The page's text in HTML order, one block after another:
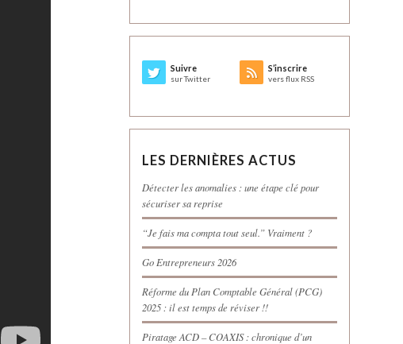
Suivre
sur Twitter
S’inscrire
vers flux RSS
LES DERNIÈRES ACTUS
Détecter les anomalies : une étape clé pour
sécuriser sa reprise
“Je fais ma compta tout seul.” Vraiment ?
Go Entrepreneurs 2026
Réforme du Plan Comptable Général (PCG)
2025 : il est temps de réviser !!
Piratage ACD – COAXIS : chronique d’un